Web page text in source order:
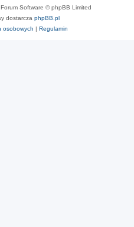
Software © phpBB Limited
dostarcza phpBB.pl
osobowych | Regulamin